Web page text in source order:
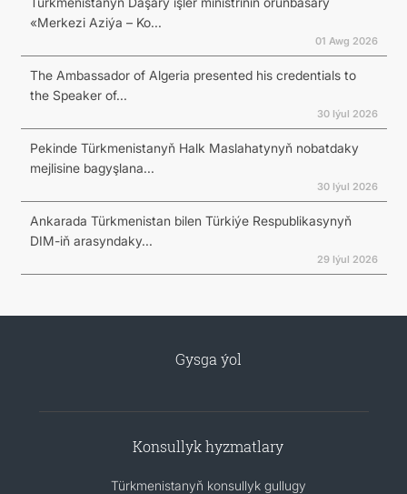
«Merkezi Aziýa – Ko...
01 Awg 2026
The Ambassador of Algeria presented his credentials to
the Speaker of...
30 Iýul 2026
Pekinde Türkmenistanyň Halk Maslahatynyň nobatdaky
mejlisine bagyşlana...
30 Iýul 2026
Ankarada Türkmenistan bilen Türkiýe Respublikasynyň
DIM-iň arasyndaky...
29 Iýul 2026
Gysga ýol
Konsullyk hyzmatlary
Türkmenistanyň konsullyk gullugy